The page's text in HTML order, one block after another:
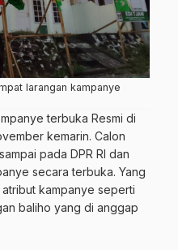
larangan kampanye
terbuka Resmi di
kemarin. Calon
pada DPR RI dan
secara terbuka. Yang
kampanye seperti
baliho yang di anggap